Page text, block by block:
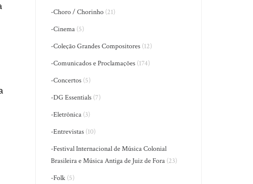
-Choro / Chorinho (21)
-Cinema (5)
-Coleção Grandes Compositores (12)
-Comunicados e Proclamações (174)
-Concertos (5)
-DG Essentials (7)
-Eletrônica (3)
-Entrevistas (10)
-Festival Internacional de Música Colonial
Brasileira e Música Antiga de Juiz de Fora (23)
-Folk (5)